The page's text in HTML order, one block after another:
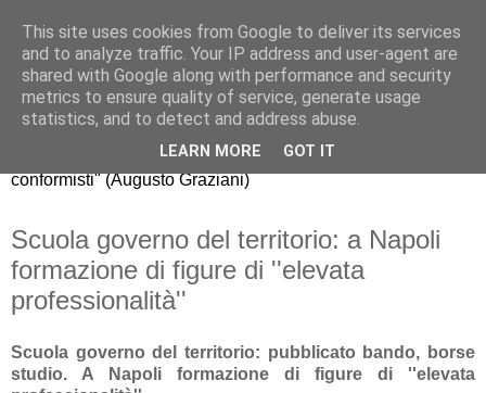
Riccardo Realfonzo
"dissento da quello che gli economisti americani chiamano
mainstream, il comune modo di pensare della maggioranza.
La nuova generazione di economisti, purtroppo, è fatta di
conformisti" (Augusto Graziani)
Scuola governo del territorio: a Napoli
formazione di figure di ''elevata
professionalità''
Scuola governo del territorio: pubblicato bando, borse
studio. A Napoli formazione di figure di ''elevata
This site uses cookies from Google to deliver its services
and to analyze traffic. Your IP address and user-agent are
shared with Google along with performance and security
metrics to ensure quality of service, generate usage
statistics, and to detect and address abuse.
LEARN MORE GOT IT